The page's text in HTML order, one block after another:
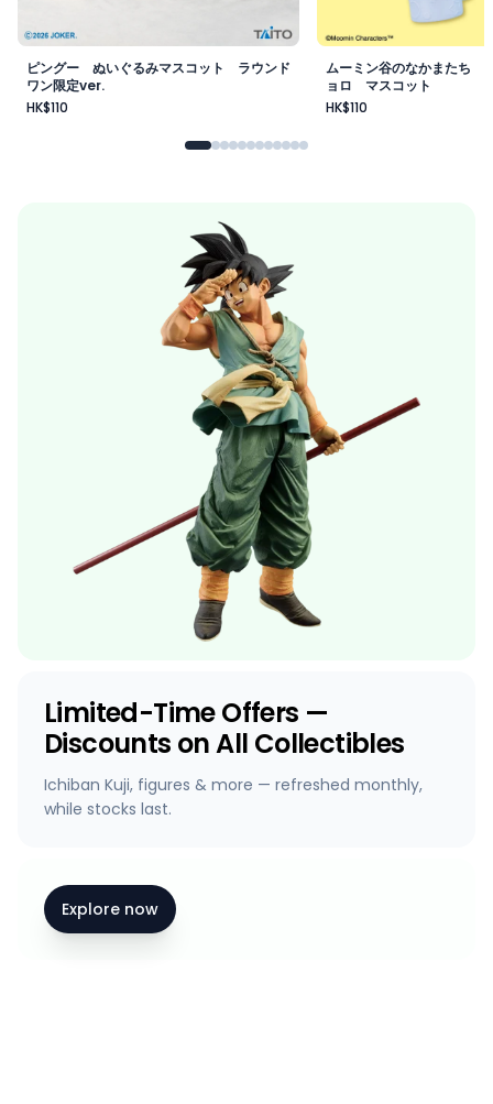
ピングー ぬいぐるみマスコット ラウンド
ワン限定ver.
HK$110
ムーミン谷のなかまたち
ョロ マスコット
HK$110
Limited-Time Offers —
Discounts on All Collectibles
Ichiban Kuji, figures & more — refreshed monthly,
while stocks last.
Explore now